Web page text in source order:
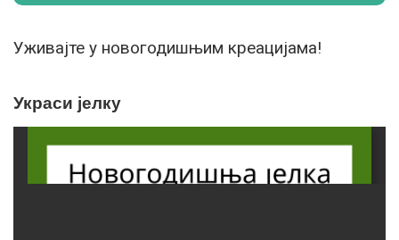
Уживајте у новогодишњим креацијама!
Украси јелку